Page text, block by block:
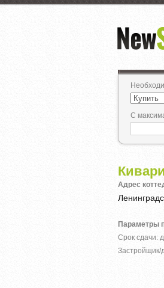
С
Адрес
Параметры
Срок сдачи:
Застройщик/